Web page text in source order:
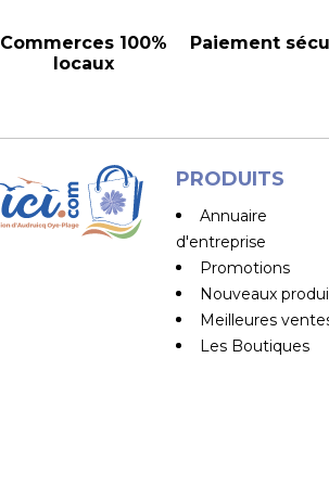
Commerces 100%
locaux
Paiement
PRODUITS
Annuaire
d'entreprise
Promotions
Nouveaux
Meilleures
Les Boutiques